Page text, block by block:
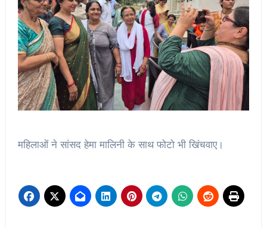
महिलाओं ने सांसद हेमा मालिनी के साथ फोटो भी खिंचवाए।